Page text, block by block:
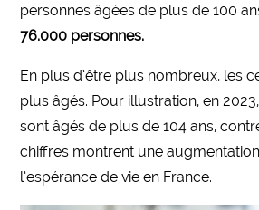
personnes âgées de plus de 100
76.000 personnes.
En plus d’être plus nombreux, les
plus âgés. Pour illustration, en
sont âgés de plus de 104 ans,
chiffres montrent une
l’espérance de vie en France.